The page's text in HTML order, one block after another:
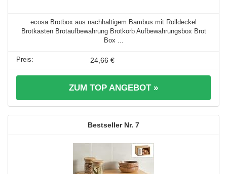
ecosa Brotbox aus nachhaltigem Bambus mit Rolldeckel
Brotkasten Brotaufbewahrung Brotkorb Aufbewahrungsbox Brot
Box ...
24,66 €
ZUM TOP ANGEBOT »
7